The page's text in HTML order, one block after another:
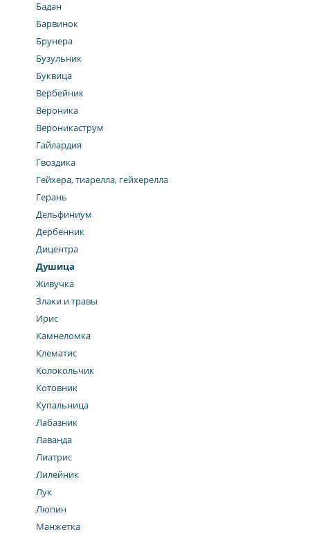
Бадан
Барвинок
Брунера
Бузульник
Буквица
Вербейник
Вероника
Вероникаструм
Гайлардия
Гвоздика
Гейхера, тиарелла, гейхерелла
Герань
Дельфиниум
Дербенник
Дицентра
Душица
Живучка
Злаки и травы
Ирис
Камнеломка
Клематис
Колокольчик
Котовник
Купальница
Лабазник
Лаванда
Лиатрис
Лилейник
Лук
Люпин
Манжетка